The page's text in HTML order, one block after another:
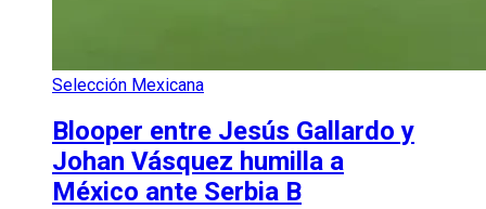
Selección Mexicana
Blooper entre Jesús Gallardo y
Johan Vásquez humilla a
México ante Serbia B